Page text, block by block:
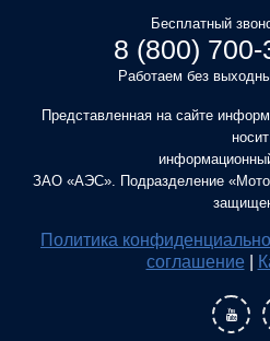
Бесплатный
8 (800) 700-
Работаем без
Представленная на сайте
носит
ЗАО «АЭС». Подразделение
Политика
соглашение